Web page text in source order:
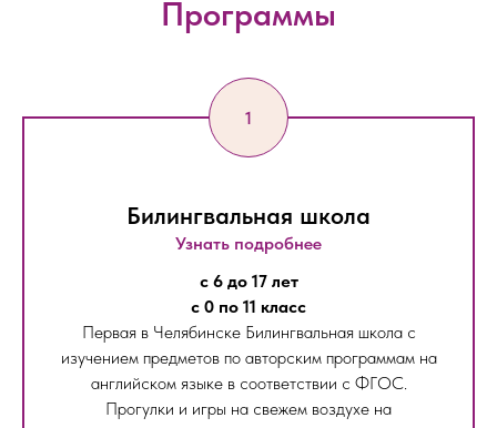
Программы
Билингвальная школа
Узнать подробнее
с 6 до 17 лет
с 0 по 11 класс
Первая в Челябинске Билингвальная школа с
изучением предметов по авторским программам на
английском языке в соответствии с ФГОС.
Прогулки и игры на свежем воздухе на